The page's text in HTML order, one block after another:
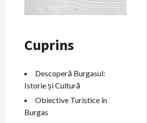
Cuprins
Descoperă Burgasul:
Istorie și Cultură
Obiective Turistice în
Burgas